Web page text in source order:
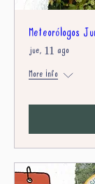
Meteorólogos
jue, 11 ago
More info